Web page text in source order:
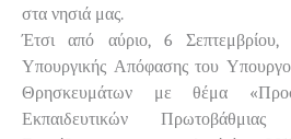
στα νησιά μας.
Έτσι από αύριο, 6 Σεπτεμβρίου,
Υπουργικής Απόφασης του
Θρησκευμάτων με θέμα
Εκπαιδευτικών Πρωτοβάθμιας